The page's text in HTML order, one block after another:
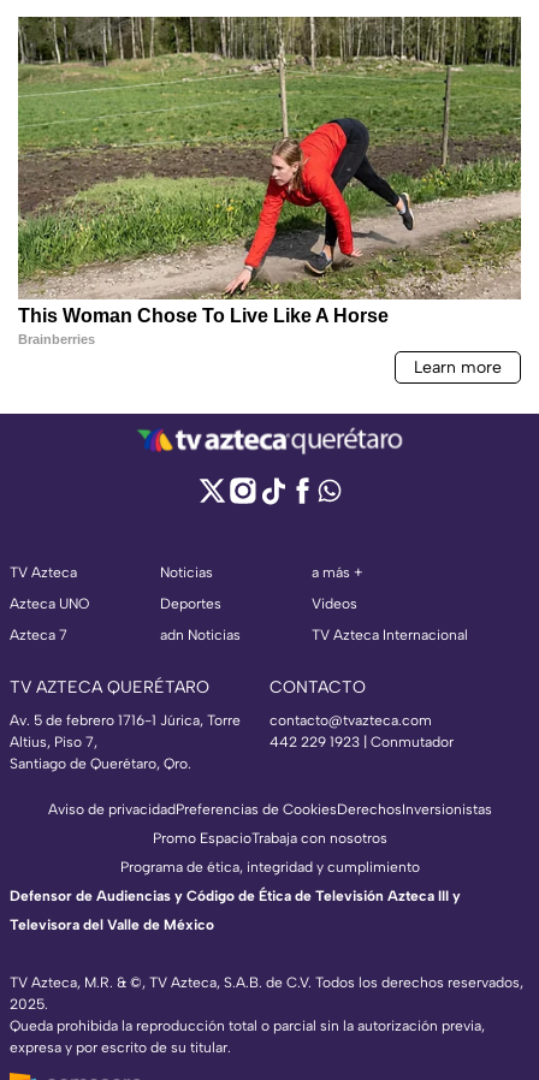
TV Azteca
Azteca UNO
Azteca 7
Noticias
Deportes
adn Noticias
a más +
Videos
TV Azteca Internacional
TV AZTECA QUERÉTARO
Av. 5 de febrero 1716-1 Júrica, Torre
Altius, Piso 7,
Santiago de Querétaro, Qro.
CONTACTO
contacto@tvazteca.com
442 229 1923 | Conmutador
TV Azteca, M.R. & ©, TV Azteca, S.A.B. de C.V. Todos los derechos reservados,
2025.
Queda prohibida la reproducción total o parcial sin la autorización previa,
expresa y por escrito de su titular.
Aviso de privacidadPreferencias de CookiesDerechosInversionistas
Promo EspacioTrabaja con nosotros
Programa de ética, integridad y cumplimiento
Defensor de Audiencias y Código de Ética de Televisión Azteca III y
Televisora del Valle de México